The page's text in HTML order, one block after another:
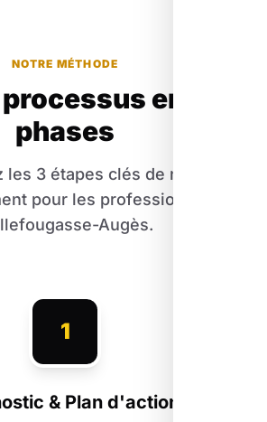
NOTRE MÉTHODE
en 3
phases
les 3 étapes clés de notre
pour les professionnels de
Augès.
1
& Plan d'action